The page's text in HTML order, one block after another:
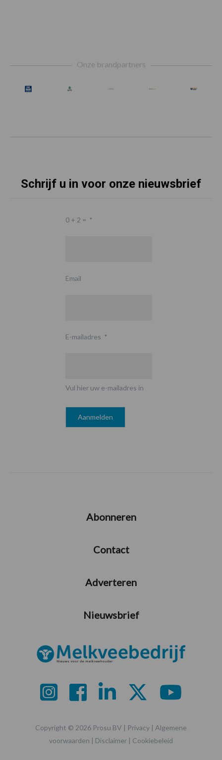
Onze brandpartners
Schrijf u in voor onze nieuwsbrief
0 + 2 = *
Email
E-mailadres *
Vul hier uw e-mailadres in
Abonneren
Contact
Adverteren
Nieuwsbrief
Copyright © 2026 Prosu BV | Privacy | Algemene
voorwaarden | Disclaimer | Cookiebeleid